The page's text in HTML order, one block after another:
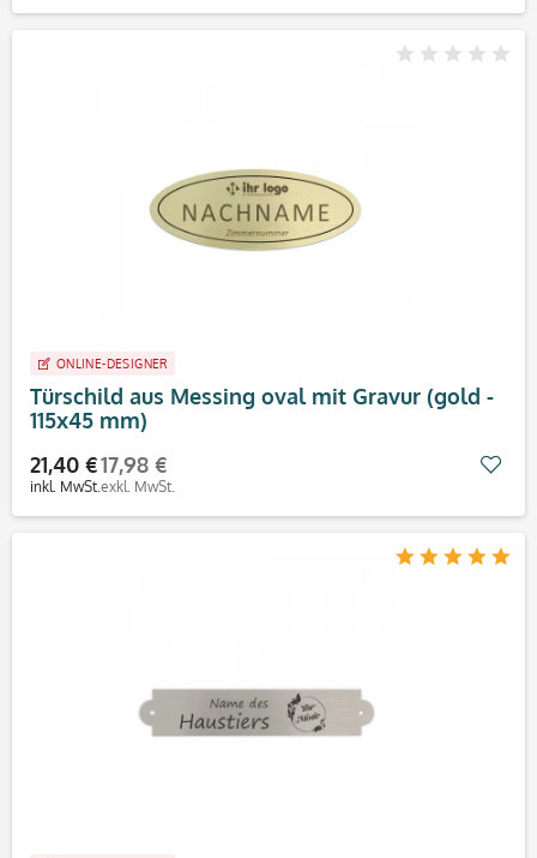
ONLINE-DESIGNER
Türschild aus Messing oval mit Gravur (gold -
115x45 mm)
21,40 €
inkl. MwSt.
17,98 €
exkl. MwSt.